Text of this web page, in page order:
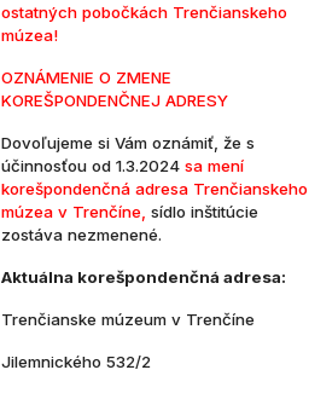
ostatných pobočkách Trenčianskeho
múzea!
OZNÁMENIE O ZMENE
KOREŠPONDENČNEJ ADRESY
Dovoľujeme si Vám oznámiť, že s
účinnosťou od 1.3.2024 sa mení
korešpondenčná adresa Trenčianskeho
múzea v Trenčíne, sídlo inštitúcie
zostáva nezmenené.
Aktuálna korešpondenčná adresa:
Trenčianske múzeum v Trenčíne
Jilemnického 532/2